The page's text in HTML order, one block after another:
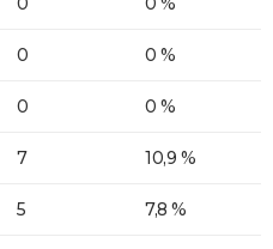
0 0 %
0 0 %
7 10,9 %
5 7,8 %